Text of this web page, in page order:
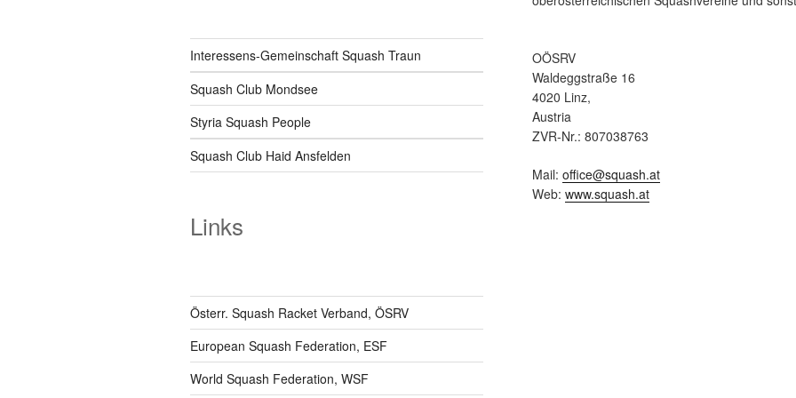
Interessens-Gemeinschaft Squash Traun
Squash Club Mondsee
Styria Squash People
Squash Club Haid Ansfelden
Links
Österr. Squash Racket Verband, ÖSRV
European Squash Federation, ESF
World Squash Federation, WSF
OÖSRV
Waldeggstraße 16
4020 Linz,
Austria
ZVR-Nr.: 807038763
Mail: office@squash.at
Web: www.squash.at